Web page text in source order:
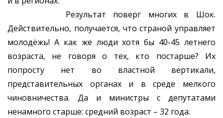
Результат поверг многих в Шок.
Действительно, получается, что страной управляет
молодёжь! А как же люди хотя бы 40-45 летнего
возраста, не говоря о тех, кто постарше? Их
попросту нет во властной вертикали,
представительных органах и в среде мелкого
чиновничества. Да и министры с депутатами
ненамного старше: средний возраст – 32 года.